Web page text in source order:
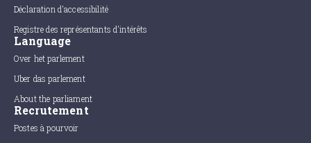
Déclaration d'accessibilité
Registre des représentants d'intérêts
Language
Over het parlement
Uber das parlement
About the parliament
Recrutement
Postes à pourvoir